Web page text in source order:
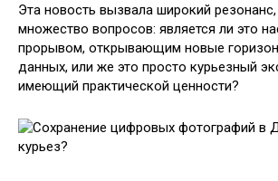
Эта новость вызвала широкий
множество вопросов: является ли это
прорывом, открывающим новые
данных, или же это просто курьезный
имеющий практической ценности?